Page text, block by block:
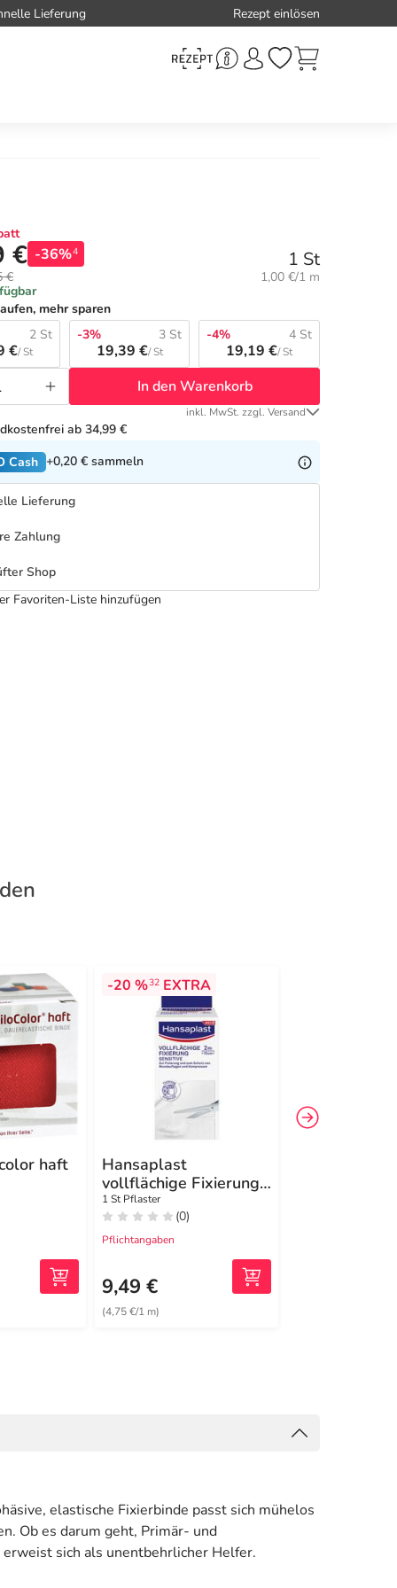
Lieferung Rezept einlösen
€ -36%4
€
1 St
Grundpreis:
1,00 €/1 m
mehr sparen
2 St
€/ St
-3% 3 St
19,39 €/ St
-4% 4 St
19,19 €/ St
In den Warenkorb
inkl. MwSt. zzgl. Versand
ab 34,99 €
Cash +0,20 € sammeln
Lieferung
Zahlung
Shop
Favoriten-Liste hinzufügen
haft
-20 %32EXTRA
Hansaplast
vollflächige Fixierung
10 cmx2 m
1 St Pflaster
(0)
Pflichtangaben
9,49 €
(4,75 €/1 m)
elastische Fixierbinde passt sich mühelos
Ob es darum geht, Primär- und
sich als unentbehrlicher Helfer.